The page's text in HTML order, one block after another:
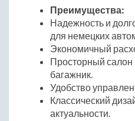
Преимущества:
Надежность и
для немецких
Экономичный
Просторный салон
багажник.
Удобство
Классический
актуальности.